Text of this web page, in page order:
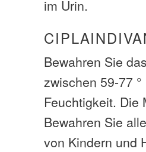
im Urin.
Bewahren Sie
zwischen 59-77
Feuchtigkeit. Die
Bewahren Sie
von Kindern und